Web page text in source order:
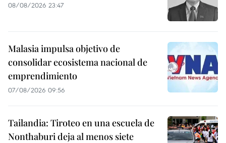
08/08/2026 23:47
Malasia impulsa objetivo de
consolidar ecosistema nacional de
emprendimiento
07/08/2026 09:56
Tailandia: Tiroteo en una escuela de
Nonthaburi deja al menos siete